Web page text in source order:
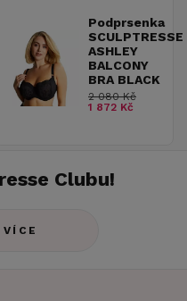
Podprsenka
SCULPTRESSE
ASHLEY
BALCONY
BRA BLACK
2 080 Kč
1 872 Kč
Clubu!